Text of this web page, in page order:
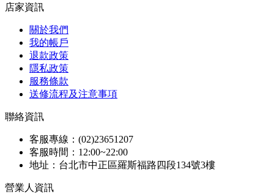
店家資訊
關於我們
我的帳戶
退款政策
隱私政策
服務條款
送修流程及注意事項
聯絡資訊
客服專線：(02)23651207
客服時間：12:00~22:00
地址：台北市中正區羅斯福路四段134號3樓
營業人資訊